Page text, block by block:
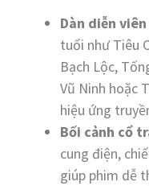
Dàn diễn
tuổi như Tiêu
Bạch Lộc,
Vũ Ninh hoặc
hiệu ứng
Bối cảnh cổ
cung điện,
giúp phim dễ